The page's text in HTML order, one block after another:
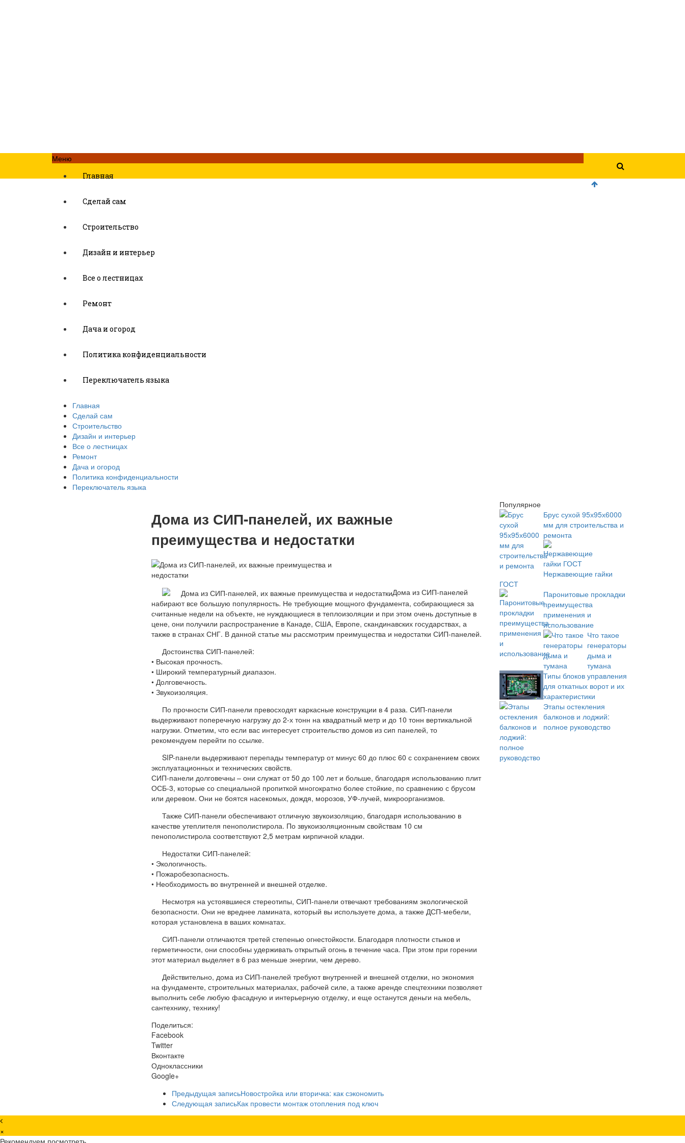
Меню
Главная
Сделай сам
Строительство
Дизайн и интерьер
Все о лестницах
Ремонт
Дача и огород
Политика конфиденциальности
Переключатель языка
Главная
Сделай сам
Строительство
Дизайн и интерьер
Все о лестницах
Ремонт
Дача и огород
Политика конфиденциальности
Переключатель языка
Дома из СИП-панелей, их важные
преимущества и недостатки
Дома из СИП-панелей
набирают все большую популярность. Не требующие мощного фундамента, собирающиеся за
считанные недели на объекте, не нуждающиеся в теплоизоляции и при этом очень доступные в
цене, они получили распространение в Канаде, США, Европе, скандинавских государствах, а
также в странах СНГ. В данной статье мы рассмотрим преимущества и недостатки СИП-панелей.
Достоинства СИП-панелей:
• Высокая прочность.
• Широкий температурный диапазон.
• Долговечность.
• Звукоизоляция.
По прочности СИП-панели превосходят каркасные конструкции в 4 раза. СИП-панели
выдерживают поперечную нагрузку до 2-х тонн на квадратный метр и до 10 тонн вертикальной
нагрузки. Отметим, что если вас интересует строительство домов из сип панелей, то
рекомендуем перейти по ссылке.
SIP-панели выдерживают перепады температур от минус 60 до плюс 60 с сохранением своих
эксплуатационных и технических свойств.
СИП-панели долговечны – они служат от 50 до 100 лет и больше, благодаря использованию плит
ОСБ-3, которые со специальной пропиткой многократно более стойкие, по сравнению с брусом
или деревом. Они не боятся насекомых, дождя, морозов, УФ-лучей, микроорганизмов.
Также СИП-панели обеспечивают отличную звукоизоляцию, благодаря использованию в
качестве утеплителя пенополистирола. По звукоизоляционным свойствам 10 см
пенополистирола соответствуют 2,5 метрам кирпичной кладки.
Недостатки СИП-панелей:
• Экологичность.
• Пожаробезопасность.
• Необходимость во внутренней и внешней отделке.
Несмотря на устоявшиеся стереотипы, СИП-панели отвечают требованиям экологической
безопасности. Они не вреднее ламината, который вы используете дома, а также ДСП-мебели,
которая установлена в ваших комнатах.
СИП-панели отличаются третей степенью огнестойкости. Благодаря плотности стыков и
герметичности, они способны удерживать открытый огонь в течение часа. При этом при горении
этот материал выделяет в 6 раз меньше энергии, чем дерево.
Действительно, дома из СИП-панелей требуют внутренней и внешней отделки, но экономия
на фундаменте, строительных материалах, рабочей силе, а также аренде спецтехники позволяет
выполнить себе любую фасадную и интерьерную отделку, и еще останутся деньги на мебель,
сантехнику, технику!
Поделиться:
Facebook
Twitter
Вконтакте
Одноклассники
Google+
Предыдущая записьНовостройка или вторичка: как сэкономить
Следующая записьКак провести монтаж отопления под ключ
Популярное
Брус сухой 95х95х6000
мм для строительства и
ремонта
Нержавеющие гайки
ГОСТ
Паронитовые прокладки
преимущества
применения и
использование
Что такое
генераторы
дыма и
тумана
Типы блоков управления
для откатных ворот и их
характеристики
Этапы остекления
балконов и лоджий:
полное руководство
×
Рекомендуем посмотреть